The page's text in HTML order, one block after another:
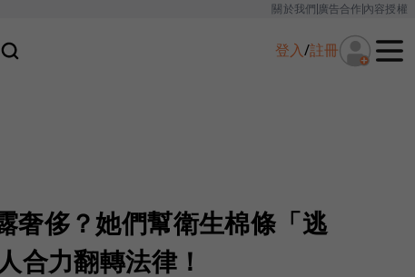
關於我們廣告合作內容授權
登入/註冊
奢侈？她們幫衛生棉條「逃
合力翻轉法律！